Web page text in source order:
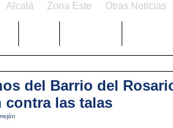
Alcalá Zona Este Otras Noticias
del Barrio del
contra las talas